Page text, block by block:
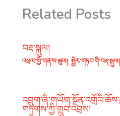
Related Posts
བརྡ་སྐུལ།
འཕྲལ་གྱི་གནས་ཚུལ།, སྤྱིར་གཏང་གི་བརྡ་སྐུལ།
གཏུགས་ཀྱི་གྲུབ་འབྲས།